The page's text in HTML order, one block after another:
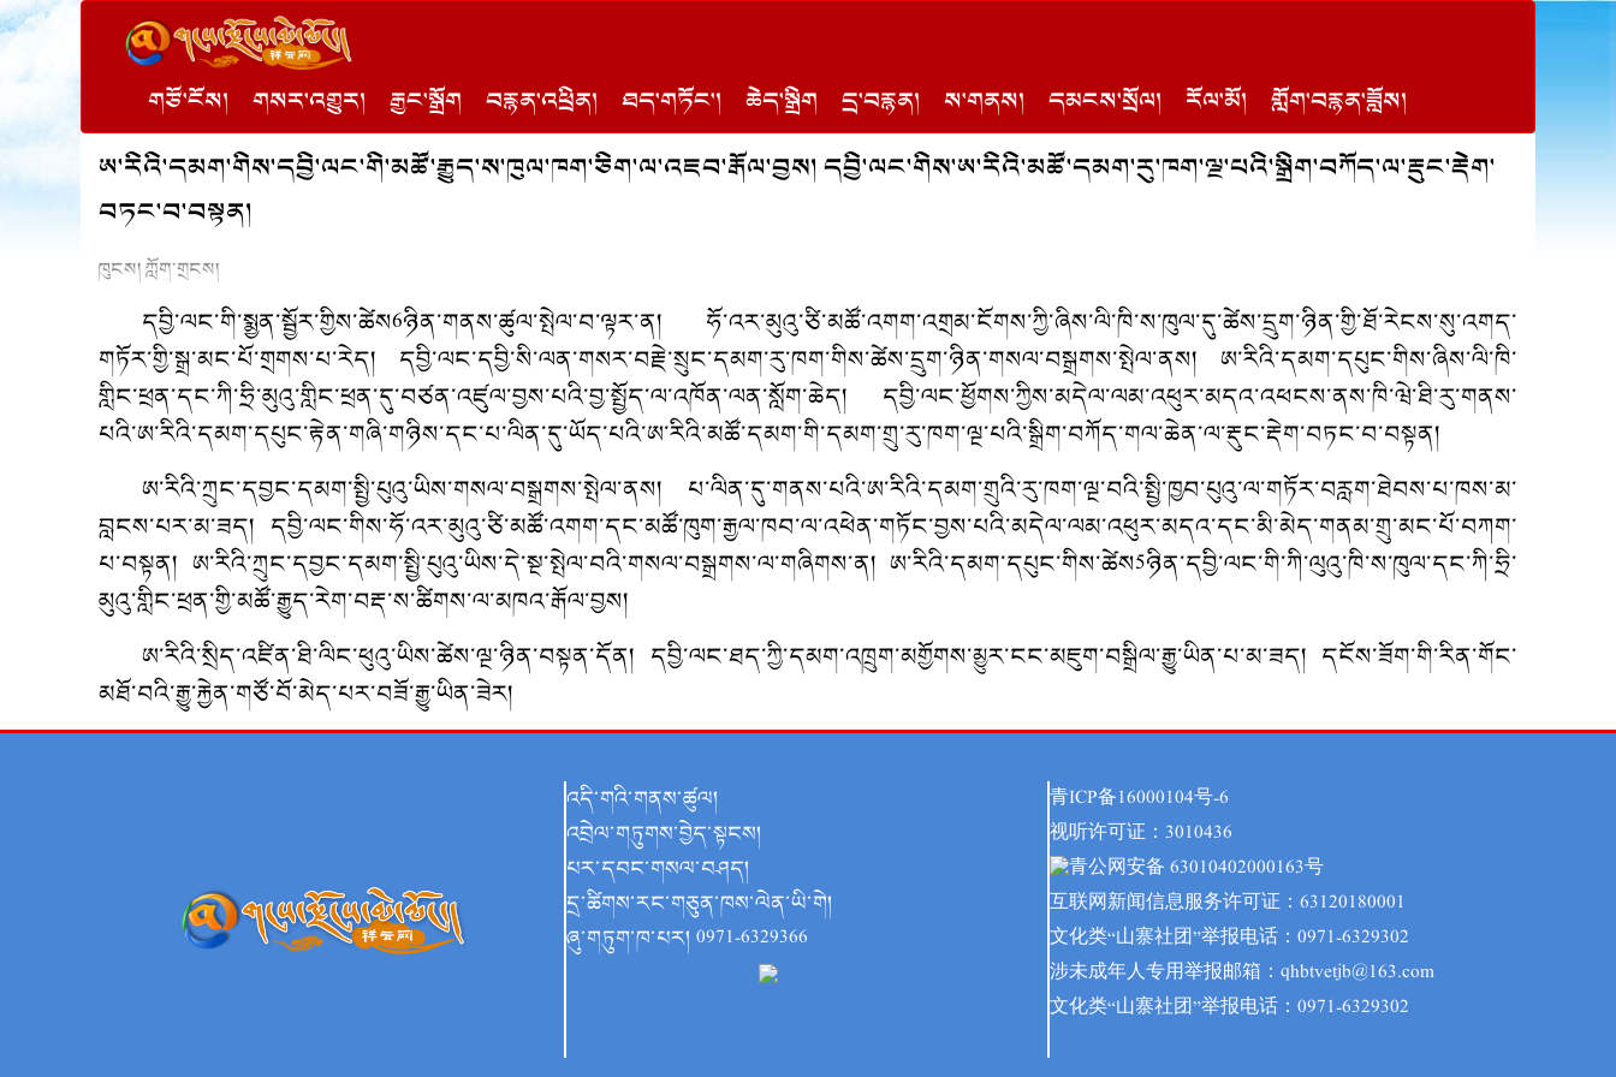
གཙོ་ངོས། གསར་འགྱུར། རྒྱང་སྒྲོག བརྙན་འཕྲིན། ཐད་གཏོང་། ཆེད་སྒྲིག དྲ་བརྙན། ས་གནས། དམངས་སྲོལ། རོལ་མོ། གློག་བརྙན་ཟློས།
ཨ་རིའི་དམག་གིས་དབྱི་ལང་གི་མཚོ་རྒྱུད་ས་ཁུལ་ཁག་ཅིག་ལ་འཇབ་རྒོལ་བྱས། དབྱི་ལང་གིས་ཨ་རིའི་མཚོ་དམག་རུ་ཁག་ལྔ་པའི་སྒྲིག་བཀོད་ལ་རྡུང་རྡེག་
བཏང་བ་བསྟན།
ཁུངས། ཀློག་གྲངས།
དབྱི་ལང་གི་སྨྱན་སྦྱོར་གྱིས་ཚེས6ཉིན་གནས་ཚུལ་སྤེལ་བ་ལྟར་ན། ཧོ་འར་མུའུ་ཙི་མཚོ་འགག་འགྲམ་ངོགས་ཀྱི་ཞིས་ལི་ཁི་ས་ཁུལ་དུ་ཚེས་དྲུག་ཉིན་གྱི་ཐོ་རེངས་སུ་འགད་
གཏོར་གྱི་སྒྲ་མང་པོ་གྲགས་པ་རེད། དབྱི་ལང་དབྱི་སི་ལན་གསར་བརྗེ་སྲུང་དམག་རུ་ཁག་གིས་ཚེས་དྲུག་ཉིན་གསལ་བསྒྲགས་སྤེལ་ནས། ཨ་རིའི་དམག་དཔུང་གིས་ཞིས་ལི་ཁི་
གླིང་ཕྲན་དང་ཀི་ཧྲི་མུའུ་གླིང་ཕྲན་དུ་བཙན་འཛུལ་བྱས་པའི་བྱ་སྤྱོད་ལ་འཁོན་ལན་སློག་ཆེད། དབྱི་ལང་ཕྱོགས་ཀྱིས་མདེལ་ལམ་འཕུར་མདའ་འཕངས་ནས་ཁི་ཝེ་ཐི་རུ་གནས་
པའི་ཨ་རིའི་དམག་དཔུང་རྟེན་གཞི་གཉིས་དང་པ་ལིན་དུ་ཡོད་པའི་ཨ་རིའི་མཚོ་དམག་གི་དམག་གྲུ་རུ་ཁག་ལྔ་པའི་སྒྲིག་བཀོད་གལ་ཆེན་ལ་རྡུང་རྡེག་བཏང་བ་བསྟན།
ཨ་རིའི་ཀྲུང་དབྱང་དམག་སྤྱི་པུའུ་ཡིས་གསལ་བསྒྲགས་སྤེལ་ནས། པ་ལིན་དུ་གནས་པའི་ཨ་རིའི་དམག་གྲུའི་རུ་ཁག་ལྔ་བའི་སྤྱི་ཁྱབ་པུའུ་ལ་གཏོར་བརླག་ཐེབས་པ་ཁས་མ་
བླངས་པར་མ་ཟད། དབྱི་ལང་གིས་ཧོ་འར་མུའུ་ཙི་མཚོ་འགག་དང་མཚོ་ཁུག་རྒྱལ་ཁབ་ལ་འཕེན་གཏོང་བྱས་པའི་མདེལ་ལམ་འཕུར་མདའ་དང་མི་མེད་གནམ་གྲུ་མང་པོ་བཀག་
པ་བསྟན། ཨ་རིའི་ཀྲུང་དབྱང་དམག་སྤྱི་པུའུ་ཡིས་དེ་སྔ་སྤེལ་བའི་གསལ་བསྒྲགས་ལ་གཞིགས་ན། ཨ་རིའི་དམག་དཔུང་གིས་ཚེས5ཉིན་དབྱི་ལང་གི་ཀི་ལུའུ་ཁི་ས་ཁུལ་དང་ཀི་ཧྲི་
མུའུ་གླིང་ཕྲན་གྱི་མཚོ་རྒྱུད་རེག་བརྡ་ས་ཚིགས་ལ་མཁའ་རྒོལ་བྱས།
ཨ་རིའི་སྲིད་འཛིན་ཐི་ལིང་ཕུའུ་ཡིས་ཚེས་ལྔ་ཉིན་བསྟན་དོན། དབྱི་ལང་ཐད་ཀྱི་དམག་འཁྲུག་མགྱོགས་མྱུར་ངང་མཇུག་བསྒྲིལ་རྒྱུ་ཡིན་པ་མ་ཟད། དངོས་ཟོག་གི་རིན་གོང་
མཐོ་བའི་རྒྱུ་རྐྱེན་གཙོ་བོ་མེད་པར་བཟོ་རྒྱུ་ཡིན་ཟེར།
འདི་གའི་གནས་ཚུལ།
འབྲེལ་གཏུགས་བྱེད་སྟངས།
པར་དབང་གསལ་བཤད།
དྲ་ཚིགས་རང་གཅུན་ཁས་ལེན་ཡི་གེ།
ཞུ་གཏུག་ཁ་པར། 0971-6329366
青ICP备16000104号-6
视听许可证：3010436
青公网安备 63010402000163号
互联网新闻信息服务许可证：63120180001
文化类“山寨社团”举报电话：0971-6329302
涉未成年人专用举报邮箱：qhbtvetjb@163.com
文化类“山寨社团”举报电话：0971-6329302